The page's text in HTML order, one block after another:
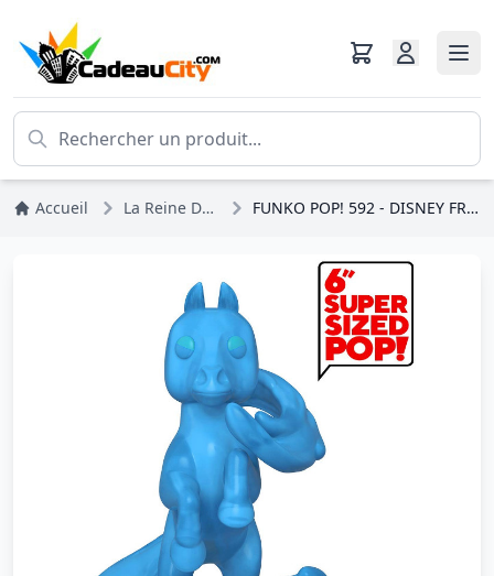
Accueil La Reine Des Neiges FUNKO POP! 592 - DISNEY FROZEN 2 - NOKK 6"